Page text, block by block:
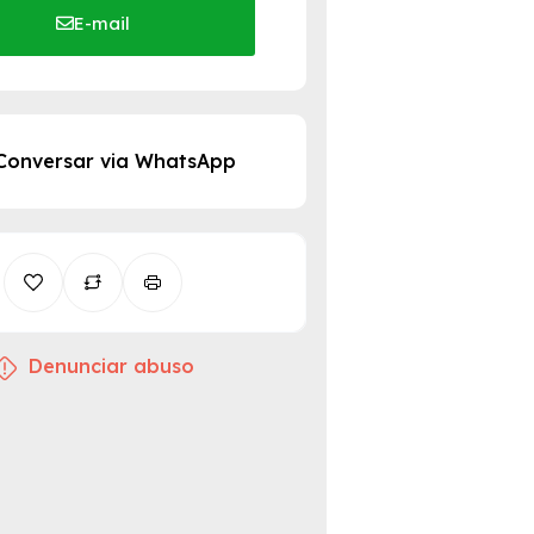
E-mail
via WhatsApp
Denunciar abuso